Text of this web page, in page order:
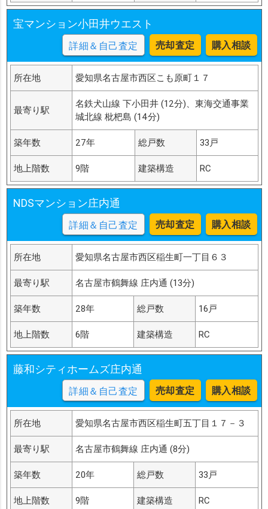
宝マンション小田井ウエスト
詳細＆自己査定 売却査定 購入相談
所在地 愛知県名古屋市西区こも原町１７
最寄り駅
名鉄犬山線 下小田井 (12分)、東海交通事業
城北線 枇杷島 (14分)
築年数 27年 総戸数 33戸
地上階数 9階 建築構造 RC
NDSマンション庄内通
詳細＆自己査定 売却査定 購入相談
所在地 愛知県名古屋市西区稲生町一丁目６３
最寄り駅 名古屋市鶴舞線 庄内通 (13分)
築年数 28年 総戸数 16戸
地上階数 6階 建築構造 RC
藤和シティホームズ庄内通
詳細＆自己査定 売却査定 購入相談
所在地 愛知県名古屋市西区稲生町五丁目１７－３
最寄り駅 名古屋市鶴舞線 庄内通 (8分)
築年数 20年 総戸数 33戸
地上階数 9階 建築構造 RC